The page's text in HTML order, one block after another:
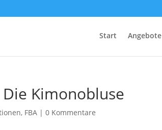
Start Angebote
Kimonobluse
, FBA |0 Kommentare